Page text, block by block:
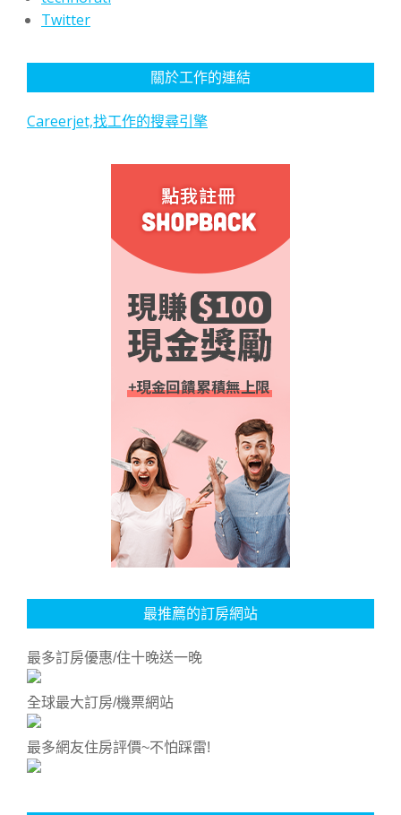
Twitter
關於工作的連結
Careerjet,找工作的搜尋引擎
最推薦的訂房網站
最多訂房優惠/住十晚送一晚
全球最大訂房/機票網站
最多網友住房評價~不怕踩雷!